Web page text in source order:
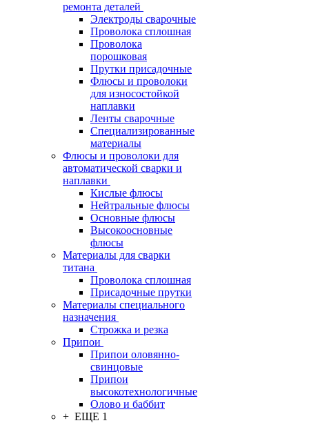
ремонта деталей
Электроды сварочные
Проволока сплошная
Проволока
порошковая
Прутки присадочные
Флюсы и проволоки
для износостойкой
наплавки
Ленты сварочные
Специализированные
материалы
Флюсы и проволоки для
автоматической сварки и
наплавки
Кислые флюсы
Нейтральные флюсы
Основные флюсы
Высокоосновные
флюсы
Материалы для сварки
титана
Проволока сплошная
Присадочные прутки
Материалы специального
назначения
Строжка и резка
Припои
Припои оловянно-
свинцовые
Припои
высокотехнологичные
Олово и баббит
+ ЕЩЕ 1